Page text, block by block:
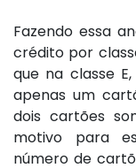
Fazendo essa
crédito por
que na classe
apenas um
dois cartões
motivo para
número de